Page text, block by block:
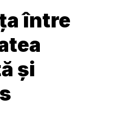
între
și